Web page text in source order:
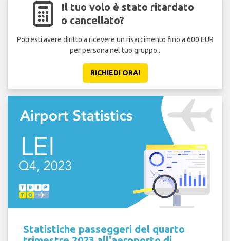
Il tuo volo è stato ritardato
o cancellato?
Potresti avere diritto a ricevere un risarcimento fino a 600 EUR
per persona nel tuo gruppo..
RICHIEDI ORA!
Statistiche passeggeri del quarto